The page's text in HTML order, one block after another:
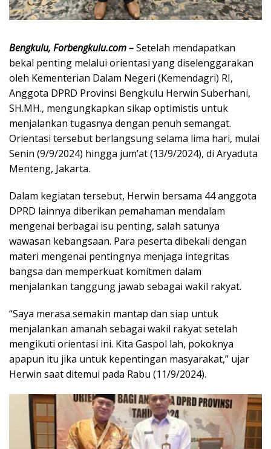
Bengkulu, Forbengkulu.com –Setelah mendapatkan
bekal penting melalui orientasi yang diselenggarakan
oleh Kementerian Dalam Negeri (Kemendagri) RI,
Anggota DPRD Provinsi Bengkulu Herwin Suberhani,
SH.MH., mengungkapkan sikap optimistis untuk
menjalankan tugasnya dengan penuh semangat.
Orientasi tersebut berlangsung selama lima hari, mulai
Senin (9/9/2024) hingga jum’at (13/9/2024), di Aryaduta
Menteng, Jakarta.
Dalam kegiatan tersebut, Herwin bersama 44 anggota
DPRD lainnya diberikan pemahaman mendalam
mengenai berbagai isu penting, salah satunya
wawasan kebangsaan. Para peserta dibekali dengan
materi mengenai pentingnya menjaga integritas
bangsa dan memperkuat komitmen dalam
menjalankan tanggung jawab sebagai wakil rakyat.
“Saya merasa semakin mantap dan siap untuk
menjalankan amanah sebagai wakil rakyat setelah
mengikuti orientasi ini. Kita Gaspol lah, pokoknya
apapun itu jika untuk kepentingan masyarakat,” ujar
Herwin saat ditemui pada Rabu (11/9/2024).